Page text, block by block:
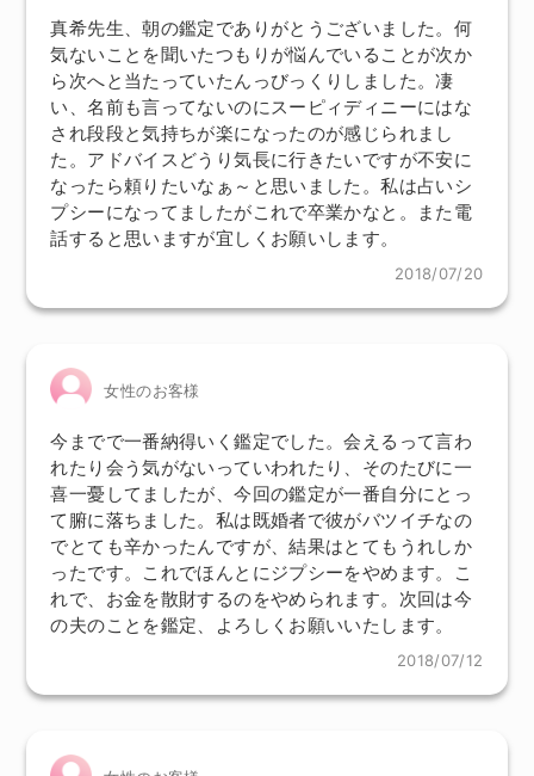
真希先生、朝の鑑定でありがとうございました。何
気ないことを聞いたつもりが悩んでいることが次か
ら次へと当たっていたんっびっくりしました。凄
い、名前も言ってないのにスーピィディニーにはな
され段段と気持ちが楽になったのが感じられまし
た。アドバイスどうり気長に行きたいですが不安に
なったら頼りたいなぁ～と思いました。私は占いシ
プシーになってましたがこれで卒業かなと。また電
話すると思いますが宜しくお願いします。
2018/07/20
女性のお客様
今までで一番納得いく鑑定でした。会えるって言わ
れたり会う気がないっていわれたり、そのたびに一
喜一憂してましたが、今回の鑑定が一番自分にとっ
て腑に落ちました。私は既婚者で彼がバツイチなの
でとても辛かったんですが、結果はとてもうれしか
ったです。これでほんとにジプシーをやめます。こ
れで、お金を散財するのをやめられます。次回は今
の夫のことを鑑定、よろしくお願いいたします。
2018/07/12